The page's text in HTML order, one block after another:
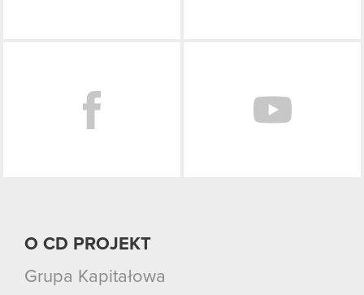
O CD PROJEKT
Grupa Kapitałowa